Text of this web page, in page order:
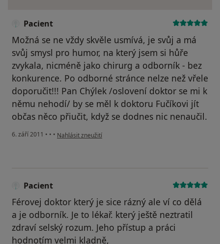
Pacient
Možná se ne vždy skvěle usmívá, je svůj a má
svůj smysl pro humor, na který jsem si hůře
zvykala, nicméně jako chirurg a odborník - bez
konkurence. Po odborné stránce nelze než vřele
doporučit!!! Pan Chýlek /oslovení doktor se mi k
němu nehodí/ by se měl k doktoru Fučíkovi jít
občas něco přiučit, když se dodnes nic nenaučil.
6. září 2011 • • • podle názoru uživatele Pacient
Nahlásit zneužití
Pacient
Férovej doktor který je sice rázný ale ví co dělá
a je odborník. Je to lékař. který ještě neztratil
zdraví selský rozum. Jeho přístup a práci
hodnotím velmi kladně,